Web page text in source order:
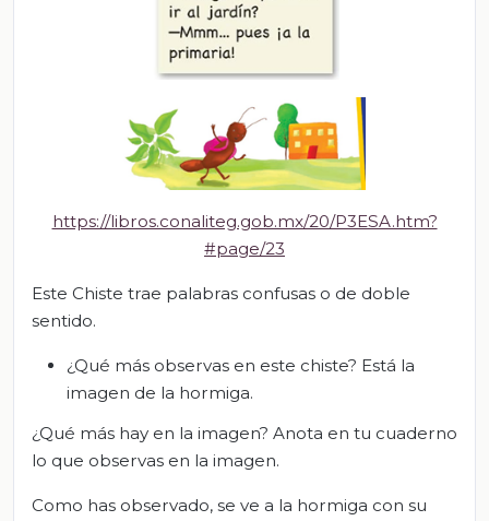
https://libros.conaliteg.gob.mx/20/P3ESA.htm?
#page/23
Este Chiste trae palabras confusas o de doble
sentido.
¿Qué más observas en este chiste? Está la
imagen de la hormiga.
¿Qué más hay en la imagen? Anota en tu cuaderno
lo que observas en la imagen.
Como has observado, se ve a la hormiga con su